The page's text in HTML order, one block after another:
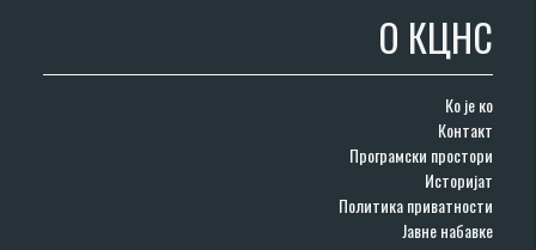
О КЦНС
Ко је ко
Контакт
Програмски простори
Историјат
Политика приватности
Јавне набавке